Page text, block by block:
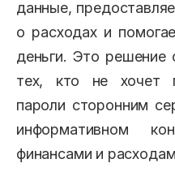
данные,
о расходах и
деньги. Это решение
тех, кто не хочет
пароли сторонним
информативном
финансами и